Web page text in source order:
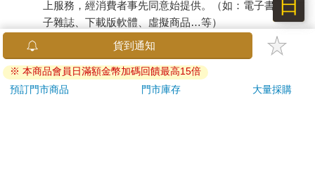
上服務，經消費者事先同意始提供。（如：電子書、電
子雜誌、下載版軟體、虛擬商品…等）
已拆封之個人衛生用品。（如：內衣褲、刮鬍刀、除毛
若非上列種類商品，均享有到貨7天的猶豫期（含例假
日）。
貨到通知
※ 本商品會員日滿額金幣加碼回饋最高15倍
預訂門市商品
門市庫存 大量採購
日